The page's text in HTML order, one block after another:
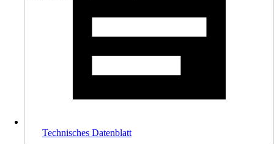
Technisches Datenblatt